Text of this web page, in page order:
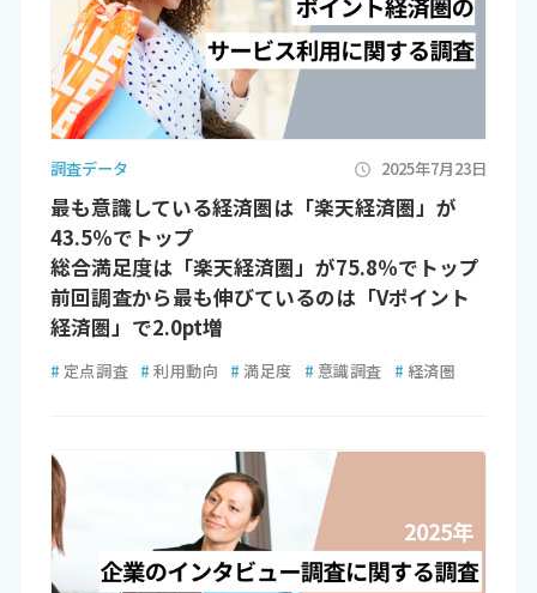
調査データ 2025年7月23日
最も意識している経済圏は「楽天経済圏」が
43.5％でトップ
総合満足度は「楽天経済圏」が75.8％でトップ
前回調査から最も伸びているのは「Vポイント
経済圏」で2.0pt増
# 定点調査 # 利用動向 # 満足度 # 意識調査 # 経済圏